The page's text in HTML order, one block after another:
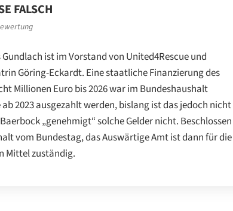
FALSCH
ist im Vorstand von United4Rescue und
Göring-Eckardt. Eine staatliche Finanzierung des
Millionen Euro bis 2026 war im Bundeshaushalt
2023 ausgezahlt werden, bislang ist das jedoch nicht
„genehmigt“ solche Gelder nicht. Beschlossen
vom Bundestag, das Auswärtige Amt ist dann für die
Mittel zuständig.